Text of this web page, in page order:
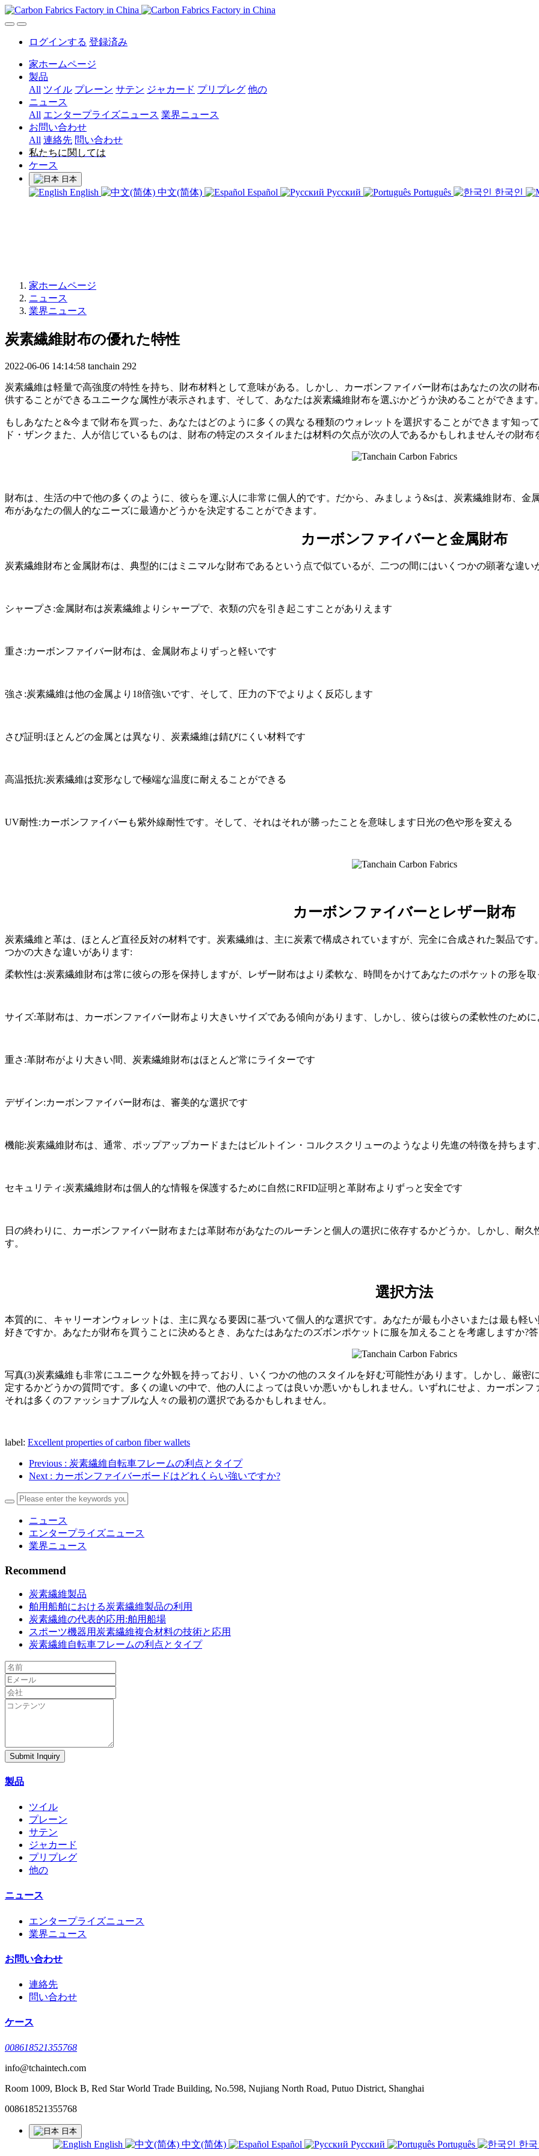
ログインする 登録済み
家ホームページ
製品
All ツイル プレーン サテン ジャカード プリプレグ 他の
ニュース
All エンタープライズニュース 業界ニュース
お問い合わせ
All 連絡先 問い合わせ
私たちに関しては
ケース
日本
English 中文(简体) Español Русский Português 한국인
家ホームページ
ニュース
業界ニュース
炭素繊維財布の優れた特性
2022-06-06 14:14:58 tanchain 292
炭素繊維は軽量で高強度の特性を持ち、財布材料として意味がある。しかし、カーボンファイバー財布はあなたの次の財
供することができるユニークな属性が表示されます、そして、あなたは炭素繊維財布を選ぶかどうか決めることができます
もしあなたと&今まで財布を買った、あなたはどのように多くの異なる種類のウォレットを選択することができます知っ
ド・ザンクまた、人が信じているものは、財布の特定のスタイルまたは材料の欠点が次の人であるかもしれませんその財
財布は、生活の中で他の多くのように、彼らを運ぶ人に非常に個人的です。だから、みましょう&sは、炭素繊維財布、
布があなたの個人的なニーズに最適かどうかを決定することができます。
カーボンファイバーと金属財布
炭素繊維財布と金属財布は、典型的にはミニマルな財布であるという点で似ているが、二つの間にはいくつかの顕著な違い
シャープさ:金属財布は炭素繊維よりシャープで、衣類の穴を引き起こすことがありえます
重さ:カーボンファイバー財布は、金属財布よりずっと軽いです
強さ:炭素繊維は他の金属より18倍強いです、そして、圧力の下でよりよく反応します
さび証明:ほとんどの金属とは異なり、炭素繊維は錆びにくい材料です
高温抵抗:炭素繊維は変形なしで極端な温度に耐えることができる
UV耐性:カーボンファイバーも紫外線耐性です。そして、それはそれが勝ったことを意味します日光の色や形を変える
カーボンファイバーとレザー財布
炭素繊維と革は、ほとんど直径反対の材料です。炭素繊維は、主に炭素で構成されていますが、完全に合成された製品で
つかの大きな違いがあります:
柔軟性は:炭素繊維財布は常に彼らの形を保持しますが、レザー財布はより柔軟な、時間をかけてあなたのポケットの形を
サイズ:革財布は、カーボンファイバー財布より大きいサイズである傾向があります、しかし、彼らは彼らの柔軟性のため
重さ:革財布がより大きい間、炭素繊維財布はほとんど常にライターです
デザイン:カーボンファイバー財布は、審美的な選択です
機能:炭素繊維財布は、通常、ポップアップカードまたはビルトイン・コルクスクリューのようなより先進の特徴を持ちま
セキュリティ:炭素繊維財布は個人的な情報を保護するために自然にRFID証明と革財布よりずっと安全です
日の終わりに、カーボンファイバー財布または革財布があなたのルーチンと個人の選択に依存するかどうか。しかし、耐
す。
選択方法
本質的に、キャリーオンウォレットは、主に異なる要因に基づいて個人的な選択です。あなたが最も小さいまたは最も軽
好きですか。あなたが財布を買うことに決めるとき、あなたはあなたのズボンポケットに服を加えることを考慮しますか?
写真(3)炭素繊維も非常にユニークな外観を持っており、いくつかの他のスタイルを好む可能性があります。しかし、厳
定するかどうかの質問です。多くの違いの中で、他の人によっては良いか悪いかもしれません。いずれにせよ、カーボン
それは多くのファッショナブルな人々の最初の選択であるかもしれません。
label: Excellent properties of carbon fiber wallets
Previous : 炭素繊維自転車フレームの利点とタイプ
Next : カーボンファイバーボードはどれくらい強いですか?
ニュース
エンタープライズニュース
業界ニュース
Recommend
炭素繊維製品
舶用船舶における炭素繊維製品の利用
炭素繊維の代表的応用:舶用船場
スポーツ機器用炭素繊維複合材料の技術と応用
炭素繊維自転車フレームの利点とタイプ
Submit Inquiry
製品
ツイル
プレーン
サテン
ジャカード
プリプレグ
他の
ニュース
エンタープライズニュース
業界ニュース
お問い合わせ
連絡先
問い合わせ
ケース
008618521355768
info@tchaintech.com
Room 1009, Block B, Red Star World Trade Building, No.598, Nujiang North Road, Putuo District, Shanghai
008618521355768
日本
English 中文(简体) Español Русский Português 한